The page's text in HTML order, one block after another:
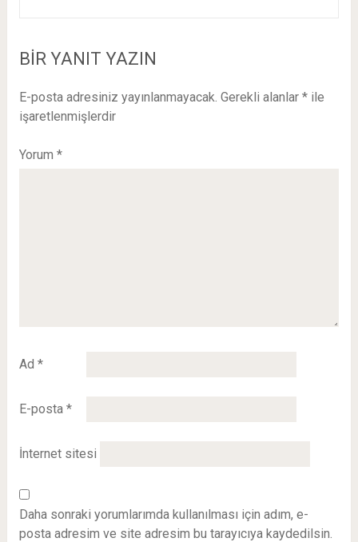
BIR YANIT YAZIN
E-posta adresiniz yayınlanmayacak. Gerekli alanlar *ile
işaretlenmişlerdir
Yorum *
Ad *
E-posta *
İnternet sitesi
Daha sonraki yorumlarımda kullanılması için adım, e-
posta adresim ve site adresim bu tarayıcıya kaydedilsin.